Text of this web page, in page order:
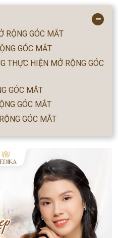
−
RỘNG GÓC MẮT
GÓC MẮT
THỰC HIỆN MỞ RỘNG GÓC
GÓC MẮT
GÓC MẮT
GÓC MẮT